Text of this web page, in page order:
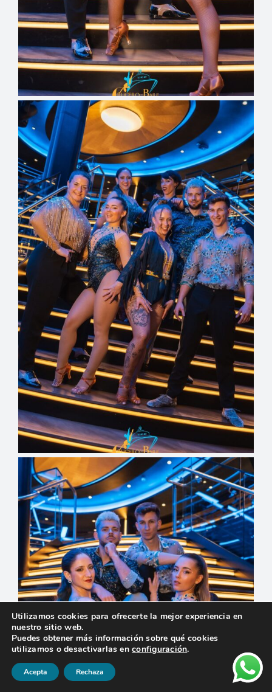
Utilizamos cookies para ofrecerte la mejor experiencia en
nuestro sitio web.
Puedes obtener más información sobre qué cookies
utilizamos o desactivarlas enconfiguración.
Acepta Rechaza